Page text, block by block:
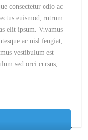
consectetur odio ac
euismod, rutrum
elit ipsum. Vivamus
ac nisl feugiat,
vestibulum est
sed orci cursus,